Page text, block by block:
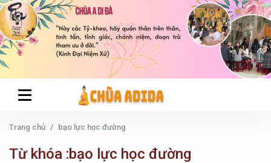
Trang chủ bạo lực học đường
Từ khóa :bạo lực học đường